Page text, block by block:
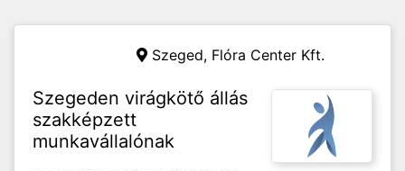
Szeged, Flóra Center Kft.
Szegeden virágkötő állás
szakképzett
munkavállalónak